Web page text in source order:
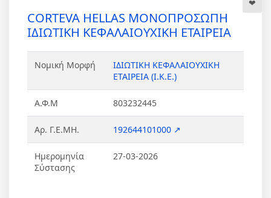
CORTEVA HELLAS ΜΟΝΟΠΡΟΣΩΠΗ
ΙΔΙΩΤΙΚΗ ΚΕΦΑΛΑΙΟΥΧΙΚΗ ΕΤΑΙΡΕΙΑ
Νομική Μορφή
ΙΔΙΩΤΙΚΗ ΚΕΦΑΛΑΙΟΥΧΙΚΗ
ΕΤΑΙΡΕΙΑ (Ι.Κ.Ε.)
Α.Φ.Μ 803232445
Αρ. Γ.Ε.ΜΗ. 192644101000 ↗
Ημερομηνία
Σύστασης
27-03-2026